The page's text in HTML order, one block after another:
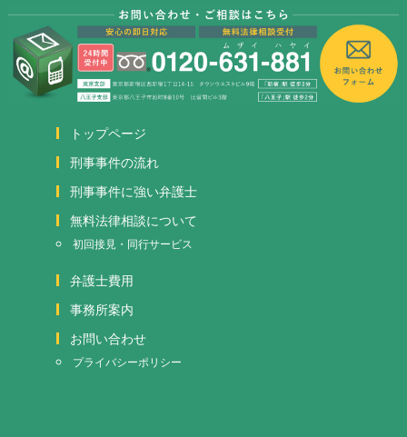
トップページ
刑事事件の流れ
刑事事件に強い弁護士
無料法律相談について
初回接見・同行サービス
弁護士費用
事務所案内
お問い合わせ
プライバシーポリシー